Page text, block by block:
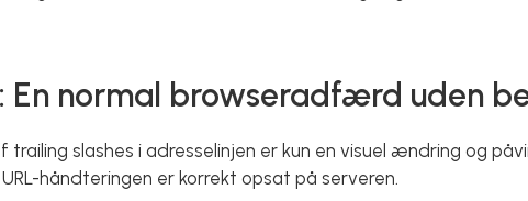
En normal browseradfærd uden
trailing slashes i adresselinjen er kun en visuel ændring og
håndteringen er korrekt opsat på serveren.